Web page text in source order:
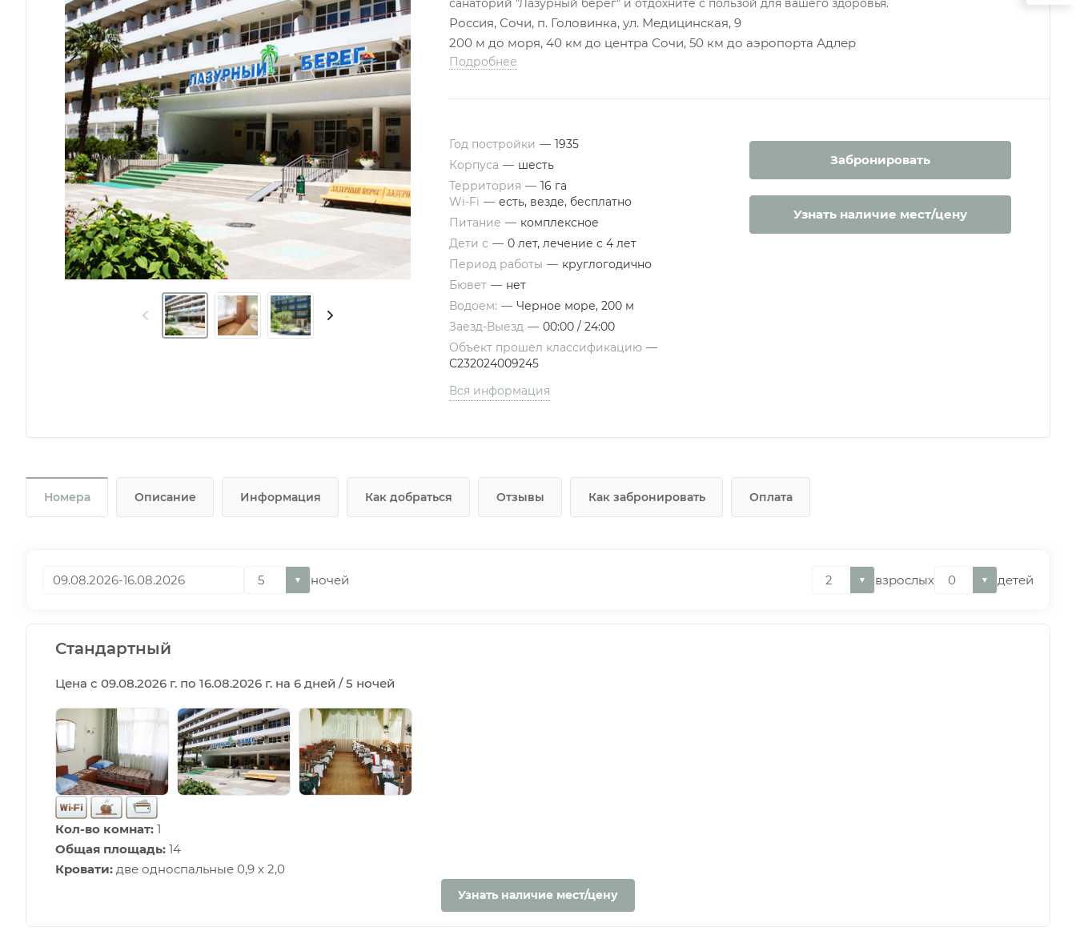
санаторий "Лазурный берег" и отдохните с пользой для вашего здоровья.
Россия, Сочи, п. Головинка, ул. Медицинская, 9
200 м до моря, 40 км до центра Сочи, 50 км до аэропорта Адлер
Подробнее
Год постройки — 1935
Корпуса — шесть
Территория — 16 га
Wi-Fi — есть, везде, бесплатно
Питание — комплексное
Дети с — 0 лет, лечение с 4 лет
Период работы — круглогодично
Бювет — нет
Водоем: — Черное море, 200 м
Заезд-Выезд — 00:00 / 24:00
Объект прошел классификацию —
С232024009245
Вся информация
Забронировать
Узнать наличие мест/цену
Номера Описание Информация Как добраться Отзывы Как забронировать Оплата
▼ ночей ▼ взрослых ▼ детей
Стандартный
Цена с 09.08.2026 г. по 16.08.2026 г. на 6 дней / 5 ночей
Кол-во комнат: 1
Общая площадь: 14
Кровати: две односпальные 0,9 х 2,0
Узнать наличие мест/цену